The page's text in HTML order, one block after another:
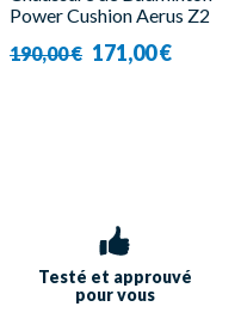
Power Cushion Aerus Z2
190,00 € 171,00 €
Testé et approuvé
pour vous